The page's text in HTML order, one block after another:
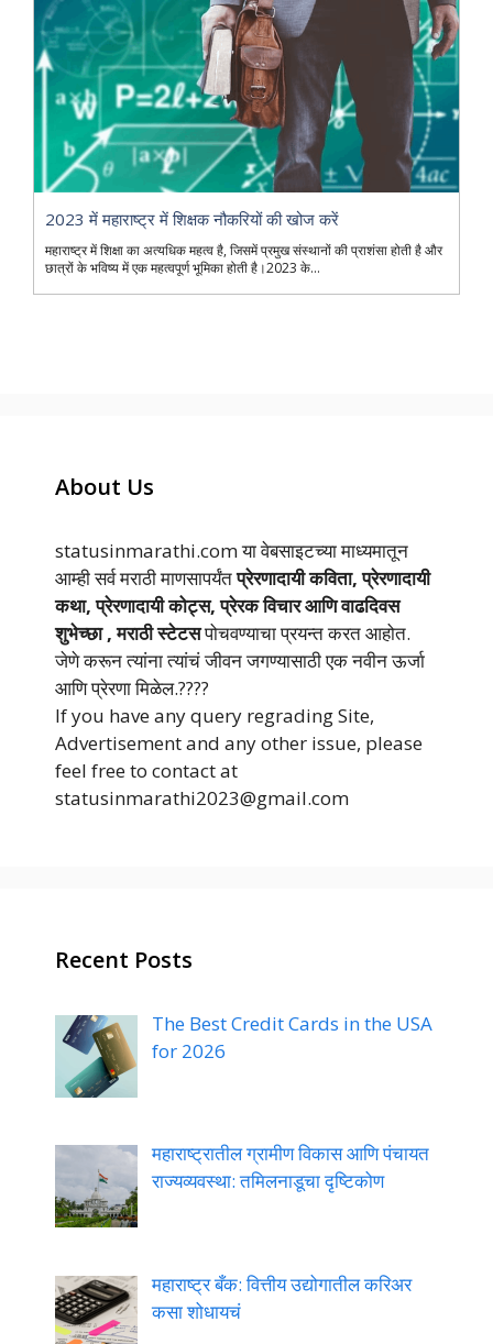
2023 में महाराष्ट्र में शिक्षक नौकरियों की खोज करें
महाराष्ट्र में शिक्षा का अत्यधिक महत्व है, जिसमें प्रमुख संस्थानों की प्राशंसा होती है और
छात्रों के भविष्य में एक महत्वपूर्ण भूमिका होती है।2023 के...
About Us
statusinmarathi.com या वेबसाइटच्या माध्यमातून
आम्ही सर्व मराठी माणसापर्यंतप्रेरणादायी कविता, प्रेरणादायी
कथा, प्रेरणादायी कोट्स, प्रेरक विचार आणि वाढदिवस
शुभेच्छा , मराठी स्टेटसपोचवण्याचा प्रयन्त करत आहोत.
जेणे करून त्यांना त्यांचं जीवन जगण्यासाठी एक नवीन ऊर्जा
आणि प्रेरणा मिळेल.????
If you have any query regrading Site,
Advertisement and any other issue, please
feel free to contact at
statusinmarathi2023@gmail.com
Recent Posts
The Best Credit Cards in the USA
for 2026
महाराष्ट्रातील ग्रामीण विकास आणि पंचायत
राज्यव्यवस्था: तमिलनाडूचा दृष्टिकोण
महाराष्ट्र बँक: वित्तीय उद्योगातील करिअर
कसा शोधायचं